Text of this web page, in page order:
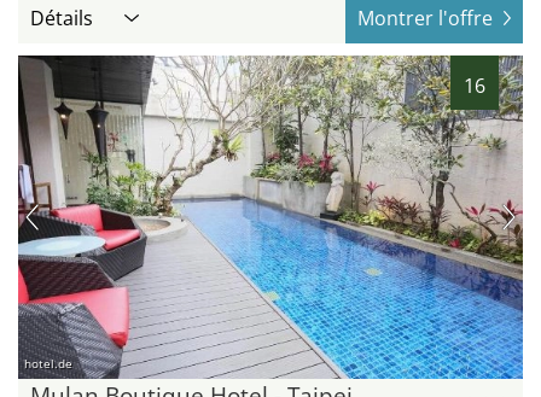
Détails Montrer l'offre
16
hotel.de